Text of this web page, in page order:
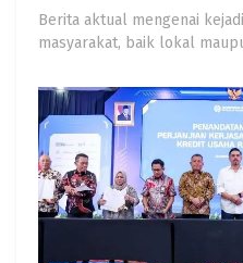
Berita aktual mengenai
masyarakat, baik lokal